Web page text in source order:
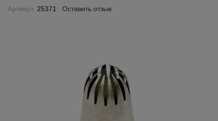
Артикул: 25371 Оставить отзыв